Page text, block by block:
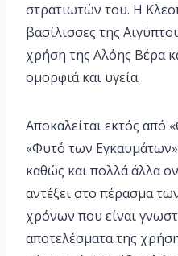
στρατιωτών του. Η
βασίλισσες της
χρήση της Αλόης Βέρα
ομορφιά και υγεία.
Αποκαλείται εκτός από
«Φυτό των
καθώς και πολλά άλλα
αντέξει στο πέρασμα
χρόνων που είναι
αποτελέσματα της